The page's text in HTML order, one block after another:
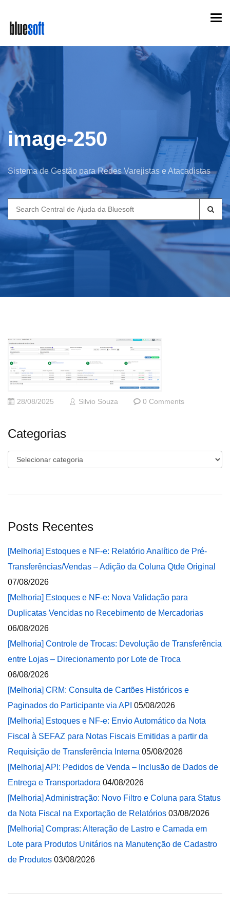
main
content
image-250
Sistema de Gestão para Redes Varejistas e Atacadistas
Search
for:
28/08/2025 Silvio Souza 0 Comments
Categorias
Categorias
Posts Recentes
[Melhoria] Estoques e NF-e: Relatório Analítico de Pré-
Transferências/Vendas – Adição da Coluna Qtde Original
07/08/2026
[Melhoria] Estoques e NF-e: Nova Validação para
Duplicatas Vencidas no Recebimento de Mercadorias
06/08/2026
[Melhoria] Controle de Trocas: Devolução de Transferência
entre Lojas – Direcionamento por Lote de Troca
06/08/2026
[Melhoria] CRM: Consulta de Cartões Históricos e
Paginados do Participante via API 05/08/2026
[Melhoria] Estoques e NF-e: Envio Automático da Nota
Fiscal à SEFAZ para Notas Fiscais Emitidas a partir da
Requisição de Transferência Interna 05/08/2026
[Melhoria] API: Pedidos de Venda – Inclusão de Dados de
Entrega e Transportadora 04/08/2026
[Melhoria] Administração: Novo Filtro e Coluna para Status
da Nota Fiscal na Exportação de Relatórios 03/08/2026
[Melhoria] Compras: Alteração de Lastro e Camada em
Lote para Produtos Unitários na Manutenção de Cadastro
de Produtos 03/08/2026